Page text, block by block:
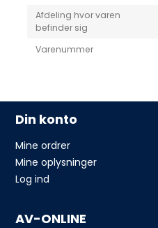
Afdeling hvor varen
befinder sig
Varenummer
Din konto
Mine ordrer
Mine oplysninger
Log ind
AV-ONLINE